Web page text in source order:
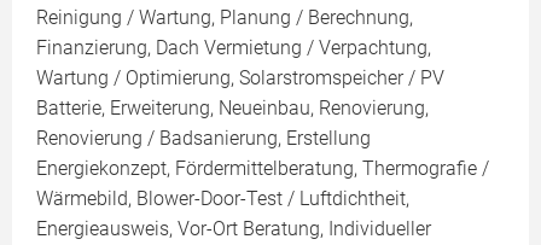
Reinigung / Wartung, Planung / Berechnung,
Finanzierung, Dach Vermietung / Verpachtung,
Wartung / Optimierung, Solarstromspeicher / PV
Batterie, Erweiterung, Neueinbau, Renovierung,
Renovierung / Badsanierung, Erstellung
Energiekonzept, Fördermittelberatung, Thermografie /
Wärmebild, Blower-Door-Test / Luftdichtheit,
Energieausweis, Vor-Ort Beratung, Individueller